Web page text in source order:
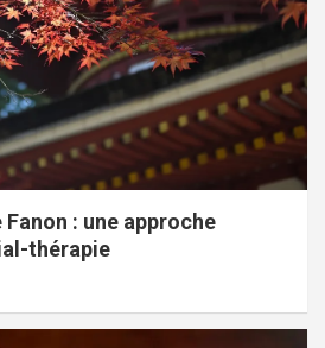
: une approche
thérapie